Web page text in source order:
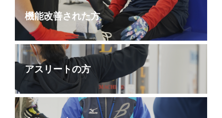
機能改善された方
アスリートの方